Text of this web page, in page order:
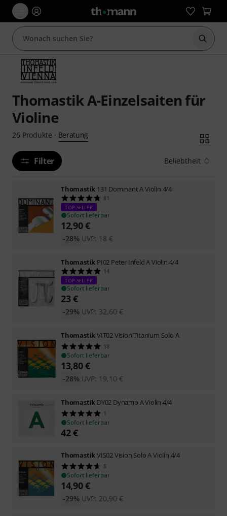
Suche
Thomastik A-Einzelsaiten für
Violine
26 Produkte · Beratung
Filter Beliebtheit
Thomastik 131 Dominant A Violin 4/4
81
TOP-SELLER
Sofort lieferbar
12,90€
UVP: 18 €
-28%
Thomastik PI02 Peter Infeld A Violin 4/4
14
TOP-SELLER
Sofort lieferbar
23€
UVP: 32,60 €
-29%
ThomastikVIT02 Vision Titanium Solo A
18
Sofort lieferbar
13,80€
UVP: 19,10 €
-28%
Thomastik DY02 Dynamo A Violin 4/4
1
Sofort lieferbar
42€
ThomastikVIS02 Vision Solo A Violin 4/4
5
Sofort lieferbar
14,90€
UVP: 20,90 €
-29%